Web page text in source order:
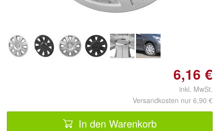
6,16 €
inkl. MwSt.
Versandkosten nur 6,90 €
In den Warenkorb